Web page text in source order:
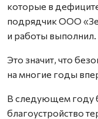
которые в
подрядчик ООО
и работы выполнил.
Это значит, что
на многие годы
В следующем году
благоустройство